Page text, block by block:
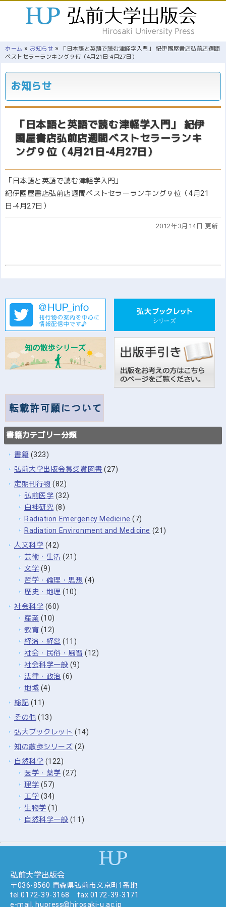
ホーム » お知らせ »
「日本語と英語で読む津軽学入門」 紀伊國屋書店弘前店週間
ベストセラーランキング９位（4月21日-4月27日）
お知らせ
「日本語と英語で読む津軽学入門」 紀伊
國屋書店弘前店週間ベストセラーランキ
ング９位（4月21日-4月27日）
「日本語と英語で読む津軽学入門」
紀伊國屋書店弘前店週間ベストセラーランキング９位（4月21
日-4月27日）
2012年3月14日 更新
書籍カテゴリー分類
書籍 (323)
弘前大学出版会賞受賞図書 (27)
定期刊行物 (82)
弘前医学 (32)
白神研究 (8)
Radiation Emergency Medicine (7)
Radiation Environment and Medicine (21)
人文科学 (42)
芸術・生活 (21)
文学 (9)
哲学・倫理・思想 (4)
歴史・地理 (10)
社会科学 (60)
産業 (10)
教育 (12)
経済・経営 (11)
社会・民俗・風習 (12)
社会科学一般 (9)
法律・政治 (6)
地域 (4)
総記 (11)
その他 (13)
弘大ブックレット (14)
知の散歩シリーズ (2)
自然科学 (122)
医学・薬学 (27)
理学 (57)
工学 (34)
生物学 (1)
自然科学一般 (11)
弘前大学出版会
〒036-8560 青森県弘前市文京町1番地
tel.0172-39-3168
fax.0172-39-3171
e-mail. hupress@hirosaki-u.ac.jp